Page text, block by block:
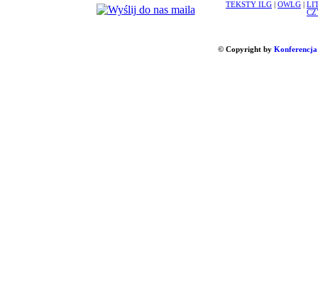
TEKSTY ILG OWLG
© Copyright by Konferencja